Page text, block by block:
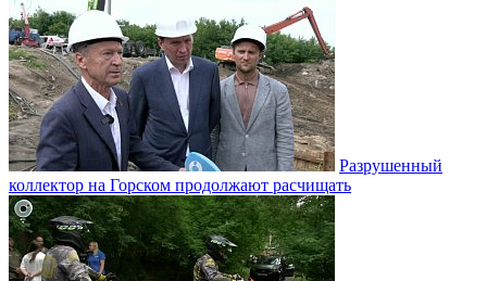
Разрушенный
коллектор на Горском продолжают расчищать